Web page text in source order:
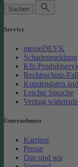
Suchen
Service
meineDEVK
Schadenmeldung
Kfz-
Rechtsschutz-
Kundendaten
Leichte Sprache
Vertrag
Unternehmen
Karriere
Presse
Das sind wir